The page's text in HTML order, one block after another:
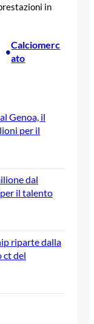
in
•
Calciomerc
ato
Genoa, il
per il
dal
il talento
riparte dalla
ct del